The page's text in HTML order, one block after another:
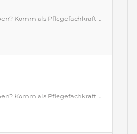
Du möchtest mehr verdienen und trotzdem Zeit für Dein Privatleben haben? Komm als Pflegefachkraft (m/w/d) – Zeitarbeit in Schleswig-Holstein zu EMPLOYA und sichere Dir ab 28 €/Std. plus 2.000 € Willkommensprämie. Top‑Vorteile auf einen Blick ● Ab 28 € brutto pro Stunde – deutlich über vielen klassischen Festanstellungen ● 30 Tage Urlaub plus Urlaubs- und Weihnachtsgeld bis 500 € ● Zuschläge: 100 % Feiertage, 50 % Sonntage, 25 % Nächte, 20 % Samstage, 14,28 % Mehrarbeit ● Auf Wunsch bundesweite …
Du möchtest mehr verdienen und trotzdem Zeit für Dein Privatleben haben? Komm als Pflegefachkraft (m/w/d) – Zeitarbeit in Schleswig-Holstein zu EMPLOYA und sichere Dir ab 28 €/Std. plus 2.000 € Willkommensprämie. Top‑Vorteile auf einen Blick ● Ab 28 € brutto pro Stunde – deutlich über vielen klassischen Festanstellungen ● 30 Tage Urlaub plus Urlaubs- und Weihnachtsgeld bis 500 € ● Zuschläge: 100 % Feiertage, 50 % Sonntage, 25 % Nächte, 20 % Samstage, 14,28 % Mehrarbeit ● Auf Wunsch bundesweite …